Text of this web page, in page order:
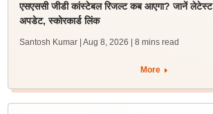
एसएससी जीडी कांस्टेबल रिजल्ट कब आएगा? जानें लेटेस्ट
अपडेट, स्कोरकार्ड लिंक
Santosh Kumar | Aug 8, 2026 | 8 mins read
More